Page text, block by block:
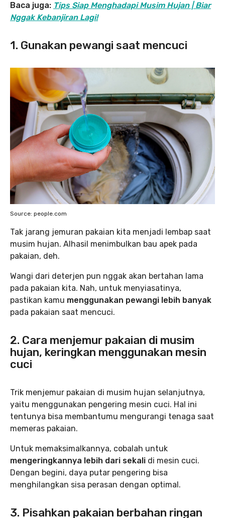
Baca juga: Tips Siap Menghadapi Musim Hujan | Biar
Nggak Kebanjiran Lagi!
1. Gunakan pewangi saat mencuci
Source: people.com
Tak jarang jemuran pakaian kita menjadi lembap saat
musim hujan. Alhasil menimbulkan bau apek pada
pakaian, deh.
Wangi dari deterjen pun nggak akan bertahan lama
pada pakaian kita. Nah, untuk menyiasatinya,
pastikan kamu menggunakan pewangi lebih banyak
pada pakaian saat mencuci.
2. Cara menjemur pakaian di musim
hujan, keringkan menggunakan mesin
cuci
Trik menjemur pakaian di musim hujan selanjutnya,
yaitu menggunakan pengering mesin cuci. Hal ini
tentunya bisa membantumu mengurangi tenaga saat
memeras pakaian.
Untuk memaksimalkannya, cobalah untuk
mengeringkannya lebih dari sekali di mesin cuci.
Dengan begini, daya putar pengering bisa
menghilangkan sisa perasan dengan optimal.
3. Pisahkan pakaian berbahan ringan